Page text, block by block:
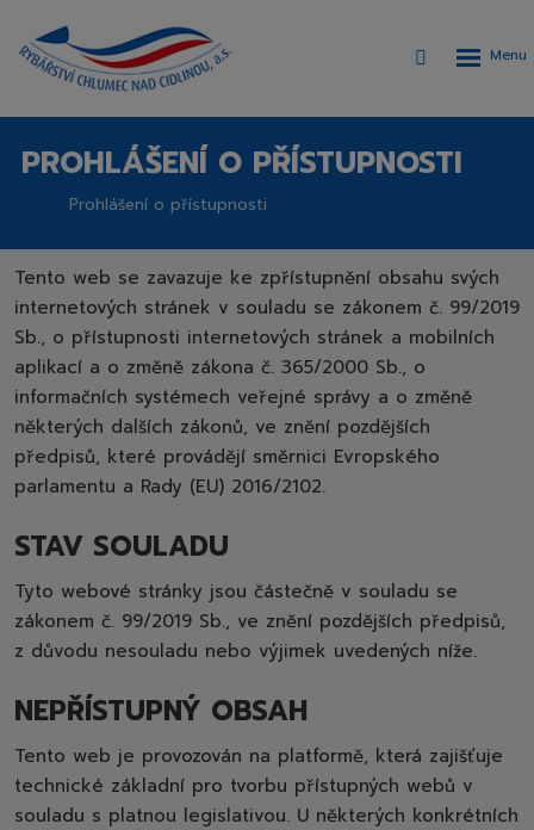
Vyhledávání
PROHLÁŠENÍ O PŘÍSTUPNOSTI
Chlumec
nad
Cidlinou,
a.s.
Prohlášení o přístupnosti
Tento web se zavazuje ke zpřístupnění obsahu svých
internetových stránek v souladu se zákonem č. 99/2019
Sb., o přístupnosti internetových stránek a mobilních
aplikací a o změně zákona č. 365/2000 Sb., o
informačních systémech veřejné správy a o změně
některých dalších zákonů, ve znění pozdějších
předpisů, které provádějí směrnici Evropského
parlamentu a Rady (EU) 2016/2102.
STAV SOULADU
Tyto webové stránky jsou částečně v souladu se
zákonem č. 99/2019 Sb., ve znění pozdějších předpisů,
z důvodu nesouladu nebo výjimek uvedených níže.
NEPŘÍSTUPNÝ OBSAH
Tento web je provozován na platformě, která zajišťuje
technické základní pro tvorbu přístupných webů v
souladu s platnou legislativou. U některých konkrétních